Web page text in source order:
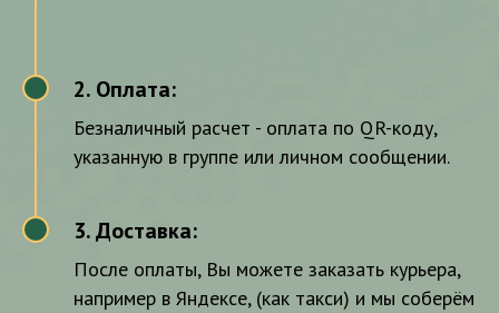
2. Оплата:
Безналичный расчет - оплата по QR-коду,
указанную в группе или личном сообщении.
3. Доставка:
После оплаты, Вы можете заказать курьера,
например в Яндексе, (как такси) и мы соберём